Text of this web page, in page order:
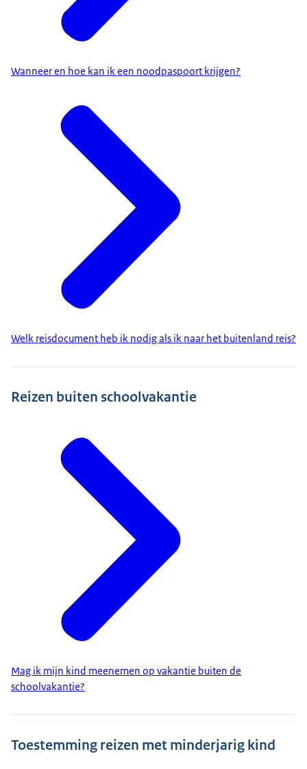
Wanneer en hoe kan ik een noodpaspoort krijgen?
Welk reisdocument heb ik nodig als ik naar het buitenland reis?
Reizen buiten schoolvakantie
Mag ik mijn kind meenemen op vakantie buiten de
schoolvakantie?
Toestemming reizen met minderjarig kind